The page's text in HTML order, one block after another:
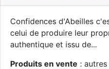
Confidences d'Abeilles
celui de produire leur
authentique et issu de...
Produits en vente :